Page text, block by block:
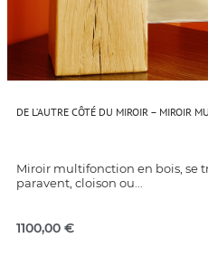
DE L’AUTRE CÔTÉ DU MIROIR – MIROIR
Miroir multifonction en bois, se
paravent, cloison ou...
1100,00 €